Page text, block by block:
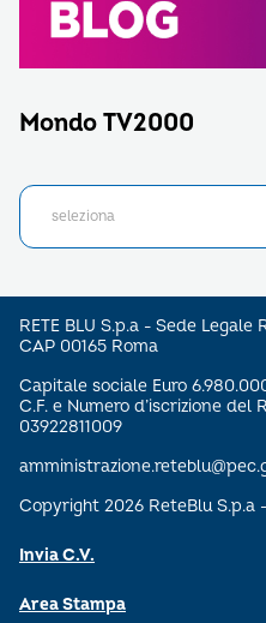
Mondo TV2000
RETE BLU S.p.a - Sede Legale
CAP 00165 Roma
Capitale sociale Euro
C.F. e Numero d’iscrizione
03922811009
Copyright 2026 ReteBlu
Invia C.V.
Area Stampa